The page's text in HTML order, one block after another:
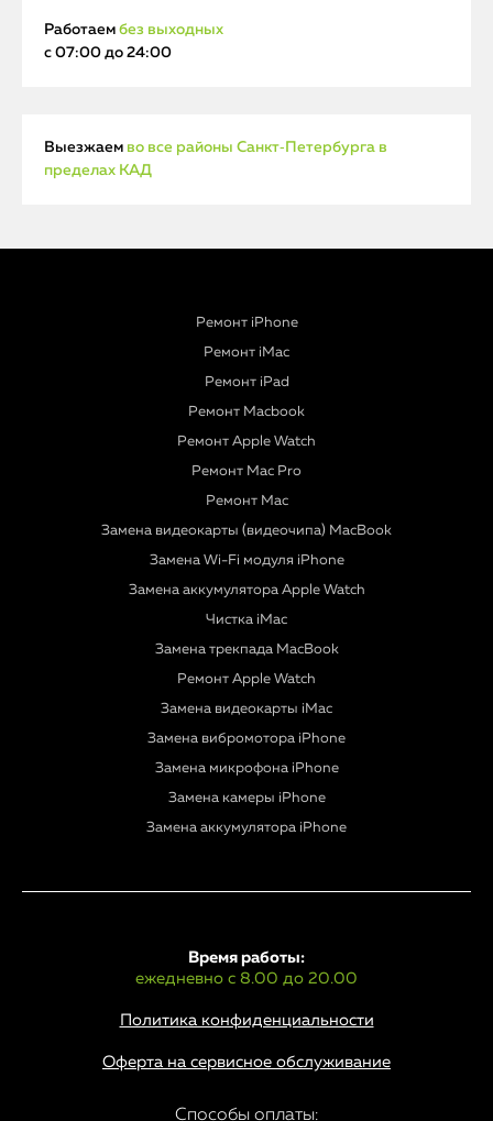
Работаем без выходных
с 07:00 до 24:00
Выезжаем во все районы Санкт‑Петербурга в
пределах КАД
Ремонт iPhone
Ремонт iMac
Ремонт iPad
Ремонт Macbook
Ремонт Apple Watch
Ремонт Mac Pro
Ремонт Mac
Замена видеокарты (видеочипа) MacBook
Замена Wi-Fi модуля iPhone
Замена аккумулятора Apple Watch
Чистка iMac
Замена трекпада MacBook
Ремонт Apple Watch
Замена видеокарты iMac
Замена вибромотора iPhone
Замена микрофона iPhone
Замена камеры iPhone
Замена аккумулятора iPhone
Политика конфиденциальности
Время работы:
ежедневно с 8.00 до 20.00
Оферта на сервисное обслуживание
Способы оплаты: